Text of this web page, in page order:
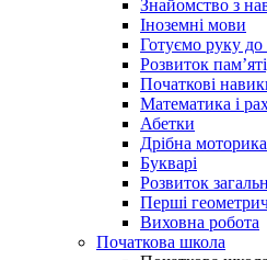
Знайомство з
Іноземні мови
Готуємо руку до
Розвиток
Початкові
Математика і
Абетки
Дрібна моторика
Букварі
Розвиток
Перші
Виховна робота
Початкова школа